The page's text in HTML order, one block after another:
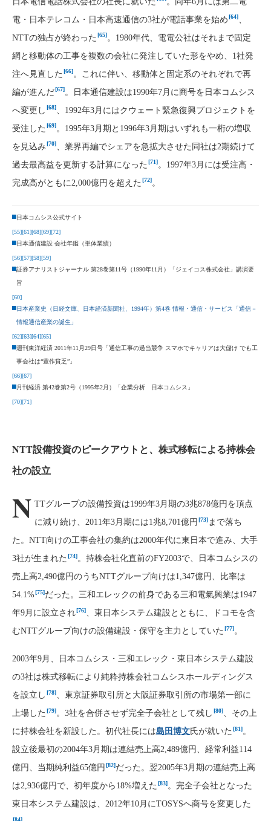
電・日本テレコム・日本高速通信の3社が電話事業を始め [64]、
NTTの独占が終わった [65]。1980年代、電電公社はそれまで固定
網と移動体の工事を複数の会社に発注していた形をやめ、1社発
注へ見直した [66]。これに伴い、移動体と固定系のそれぞれで再
編が進んだ [67]。日本通信建設は1990年7月に商号を日本コムシス
へ変更し [68]、1992年3月にはクウェート緊急復興プロジェクトを
受注した [69]。1995年3月期と1996年3月期はいずれも一桁の増収
を見込み [70]、業界再編でシェアを急拡大させた同社は2期続けて
過去最高益を更新する計算になった [71]。1997年3月には受注高・
完成高がともに2,000億円を超えた [72]。
日本コムシス公式サイト
[55][61][68][69][72]
日本通信建設 会社年鑑（単体業績）
[56][57][58][59]
証券アナリストジャーナル 第28巻第11号（1990年11月）「ジェイコス株式会社」講演要
旨
[60]
日本産業史（日経文庫、日本経済新聞社、1994年）第4巻 情報・通信・サービス「通信－
情報通信産業の誕生」
[62][63][64][65]
週刊東洋経済 2011年11月29日号「通信工事の過当競争 スマホでキャリアは大儲け でも工
事会社は“豊作貧乏”」
[66][67]
月刊経済 第42巻第2号（1995年2月）「企業分析 日本コムシス」
[70][71]
NTT設備投資のピークアウトと、株式移転による持株会
社の設立
N TTグループの設備投資は1999年3月期の3兆878億円を頂点
に減り続け、2011年3月期には1兆8,701億円 [73]まで落ち
た。NTT向けの工事会社の集約は2000年代に東日本で進み、大手
3社が生まれた [74]。持株会社化直前のFY2003で、日本コムシスの
売上高2,490億円のうちNTTグループ向けは1,347億円、比率は
54.1%[75]だった。三和エレックの前身である三和電氣興業は1947
年9月に設立され[76]、東日本システム建設とともに、ドコモを含
むNTTグループ向けの設備建設・保守を主力としていた [77]。
2003年9月、日本コムシス・三和エレック・東日本システム建設
の3社は株式移転により純粋持株会社コムシスホールディングス
を設立し [78]、東京証券取引所と大阪証券取引所の市場第一部に
上場した [79]。3社を合併させず完全子会社として残し [80]、その上
に持株会社を新設した。初代社長には島田博文氏が就いた [81]。
設立後最初の2004年3月期は連結売上高2,489億円、経常利益114
億円、当期純利益65億円 [82]だった。翌2005年3月期の連結売上高
は2,936億円で、初年度から18%増えた [83]。完全子会社となった
東日本システム建設は、2012年10月にTOSYSへ商号を変更した
[84]